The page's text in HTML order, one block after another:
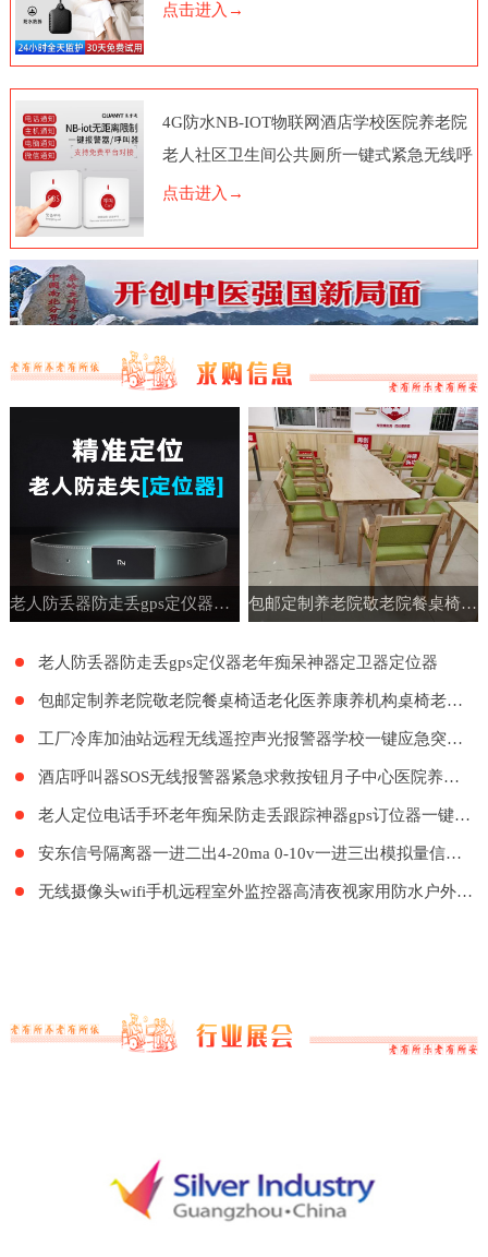
点击进入→
4G防水NB-IOT物联网酒店学校医院养老院
老人社区卫生间公共厕所一键式紧急无线呼
叫报警器按钮电话脑远程
点击进入→
老人防丢器防走丢gps定仪器老年痴呆神器定卫器定位器 包邮定制养老院敬老院餐桌椅适老化医养康养机构桌椅老年公寓家具
老人防丢器防走丢gps定仪器老年痴呆神器定卫器定位器
包邮定制养老院敬老院餐桌椅适老化医养康养机构桌椅老年公寓家具
工厂冷库加油站远程无线遥控声光报警器学校一键应急突发紧急呼叫
酒店呼叫器SOS无线报警器紧急求救按钮月子中心医院养老院LORA远距离呼叫系统餐厅工厂餐饮呼叫器医护呼叫器
老人定位电话手环老年痴呆防走丢跟踪神器gps订位器一键报警手表
安东信号隔离器一进二出4-20ma 0-10v一进三出模拟量信号隔离器
无线摄像头wifi手机远程室外监控器高清夜视家用防水户外探头套装